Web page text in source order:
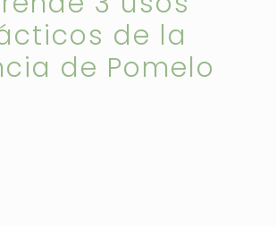
de la
de Pomelo